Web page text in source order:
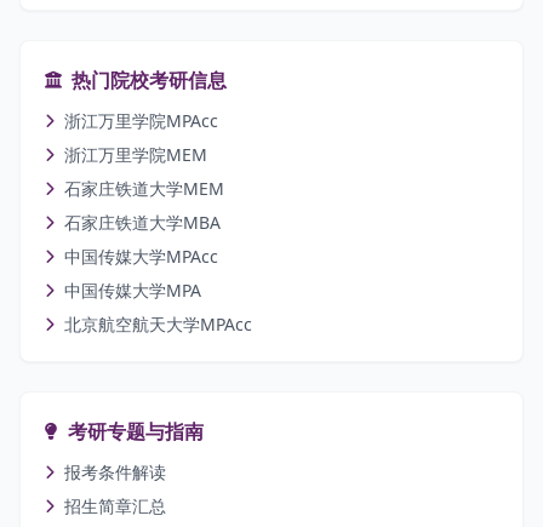
热门院校考研信息
浙江万里学院MPAcc
浙江万里学院MEM
石家庄铁道大学MEM
石家庄铁道大学MBA
中国传媒大学MPAcc
中国传媒大学MPA
北京航空航天大学MPAcc
考研专题与指南
报考条件解读
招生简章汇总